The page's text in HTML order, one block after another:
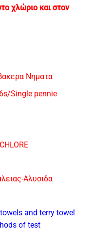
χλώριο και στον
Νηματα
Single pennie
Αλυσιδα
and terry towel
of test